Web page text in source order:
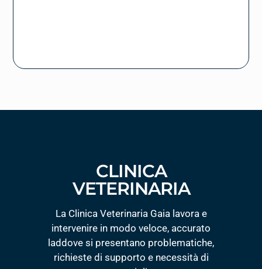
CLINICA
VETERINARIA
La Clinica Veterinaria Gaia lavora e
intervenire in modo veloce, accurato
laddove si presentano problematiche,
richieste di supporto e necessità di